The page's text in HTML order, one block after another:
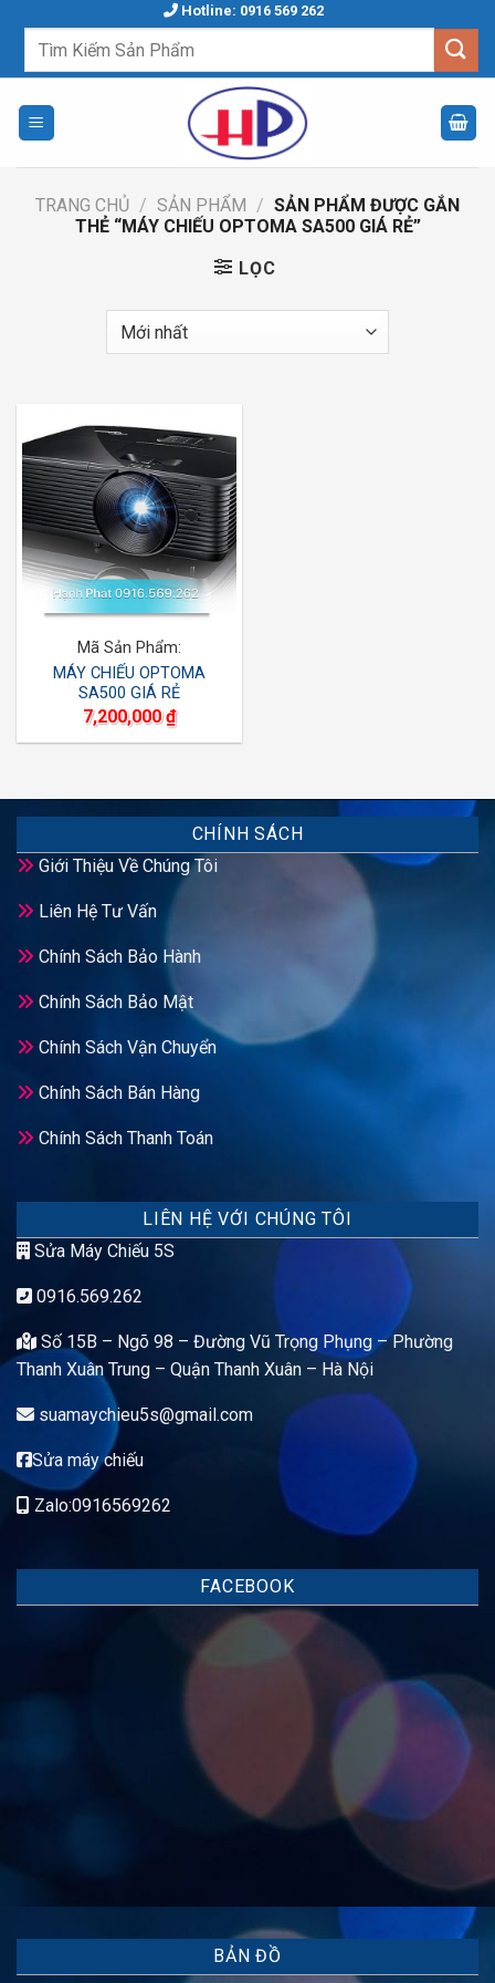
content
Hotline: 0916 569 262
Tìm
TRANG CHỦ / SẢN PHẨM / SẢN PHẨM ĐƯỢC GẮN
THẺ “MÁY CHIẾU OPTOMA SA500 GIÁ RẺ”
LỌC
Mã Sản Phẩm:
MÁY CHIẾU OPTOMA
SA500 GIÁ RẺ
7,200,000₫
CHÍNH SÁCH
Giới Thiệu Về Chúng Tôi
Liên Hệ Tư Vấn
Chính Sách Bảo Hành
Chính Sách Bảo Mật
Chính Sách Vận Chuyển
Chính Sách Bán Hàng
Chính Sách Thanh Toán
LIÊN HỆ VỚI CHÚNG TÔI
Sửa Máy Chiếu 5S
0916.569.262
Số 15B – Ngõ 98 – Đường Vũ Trọng Phụng – Phường
Thanh Xuân Trung – Quận Thanh Xuân – Hà Nội
suamaychieu5s@gmail.com
Sửa máy chiếu
Zalo:0916569262
FACEBOOK
BẢN ĐỒ